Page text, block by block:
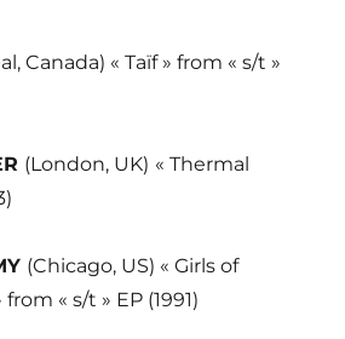
Canada) « Taïf » from « s/t »
(London, UK) « Thermal
(Chicago, US) « Girls of
« s/t » EP (1991)